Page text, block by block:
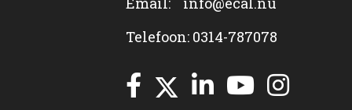
Telefoon: 0314-787078